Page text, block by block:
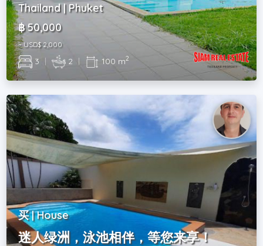
Thailand | Phuket
฿ 50,000
~ USD$ 2,000
3 | 2 | 100 m2
买 | House
迷人绿洲，泳池相伴，等您来享！